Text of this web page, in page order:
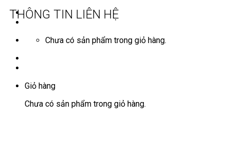
Chưa có sản phẩm trong giỏ hàng.
Giỏ hàng
Chưa có sản phẩm trong giỏ hàng.
THÔNG TIN LIÊN HỆ